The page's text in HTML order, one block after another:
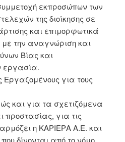
εκπροσώπων των
της διοίκησης σε
και επιμορφωτικά
την αναγνώριση και
Βίας και
εργασία.
Εργαζομένους για τους
και για τα σχετιζόμενα
προστασίας, για τις
η ΚΑΡΙΕΡΑ Α.Ε. και
δίνονται από το νόμο